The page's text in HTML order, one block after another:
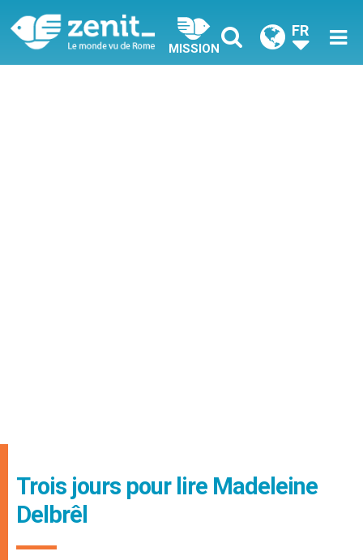
MISSION
FR
Trois jours pour lire Madeleine
Delbrêl